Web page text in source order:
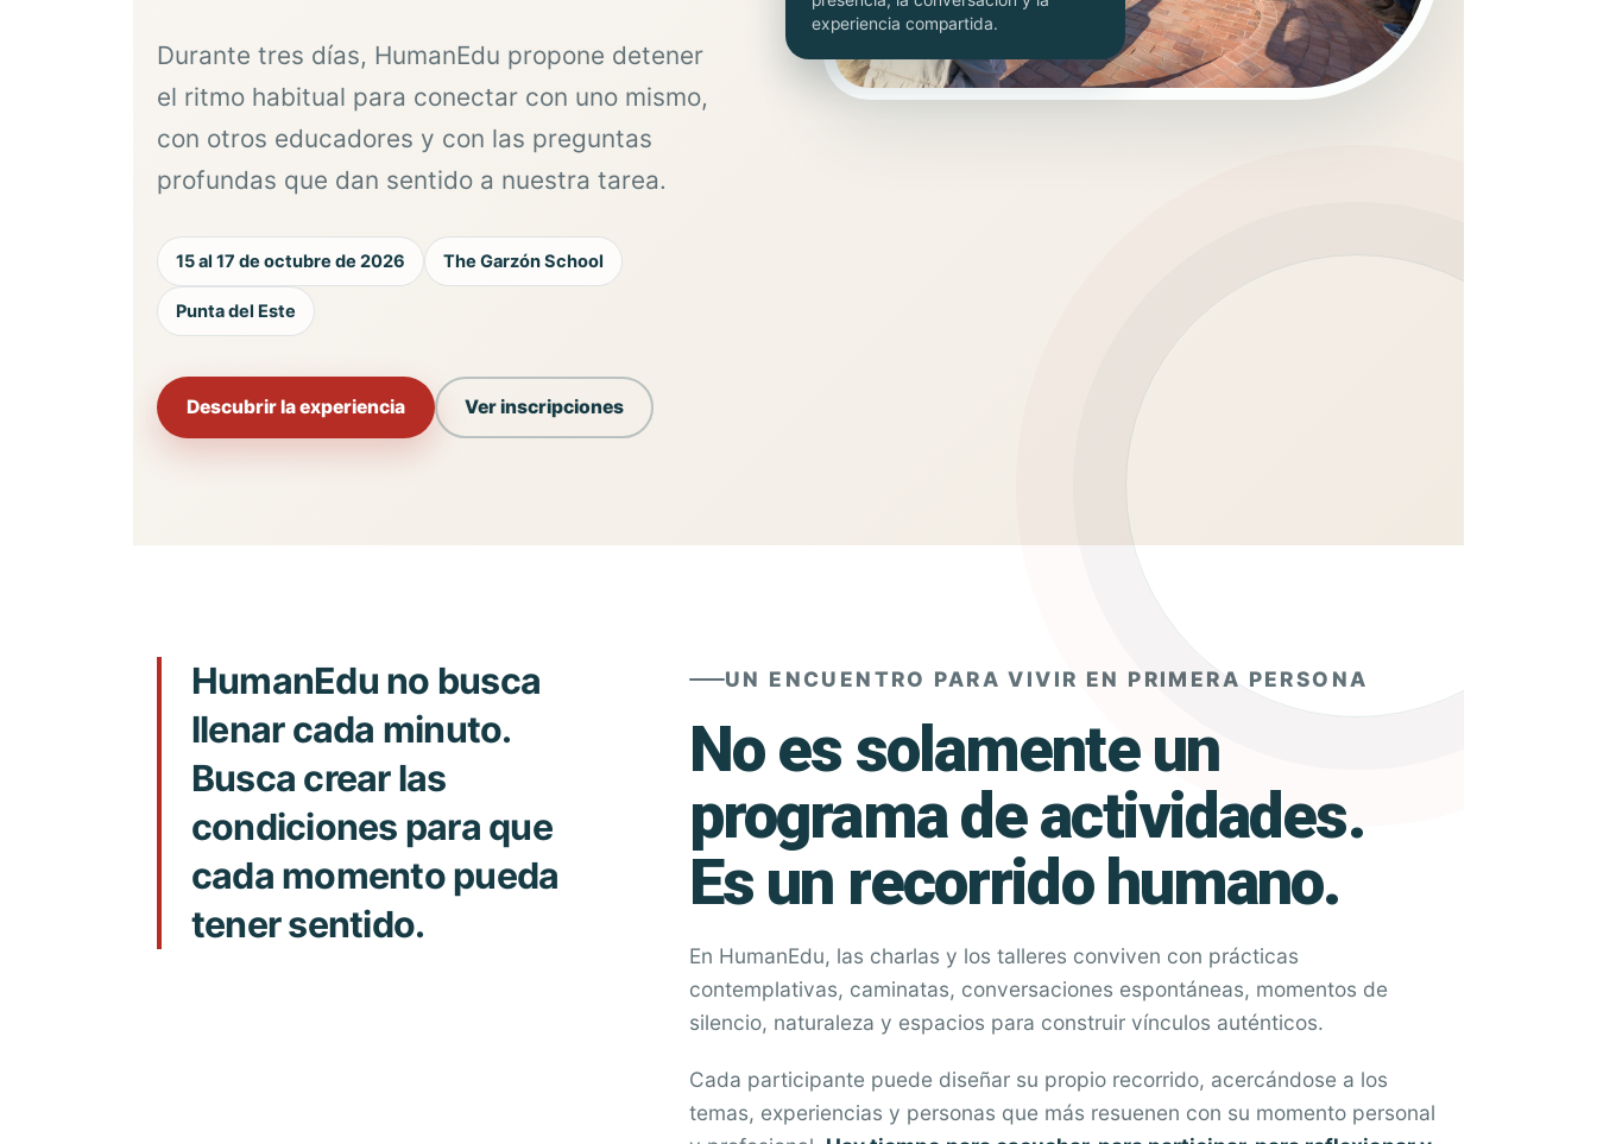
Durante tres días, HumanEdu propone detener
el ritmo habitual para conectar con uno mismo,
con otros educadores y con las preguntas
profundas que dan sentido a nuestra tarea.
15 al 17 de octubre de 2026 The Garzón School
Punta del Este
Descubrir la experiencia Ver inscripciones
experiencia compartida.
HumanEdu no busca
llenar cada minuto.
Busca crear las
condiciones para que
cada momento pueda
tener sentido.
UN ENCUENTRO PARA VIVIR EN PRIMERA PERSONA
No es solamente un
programa de actividades.
Es un recorrido humano.
En HumanEdu, las charlas y los talleres conviven con prácticas
contemplativas, caminatas, conversaciones espontáneas, momentos de
silencio, naturaleza y espacios para construir vínculos auténticos.
Cada participante puede diseñar su propio recorrido, acercándose a los
temas, experiencias y personas que más resuenen con su momento personal